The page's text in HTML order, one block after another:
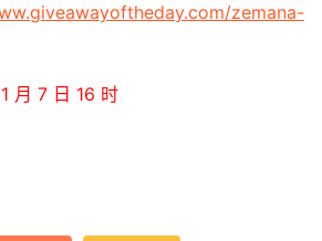
zemana-
月 7 日 16 时